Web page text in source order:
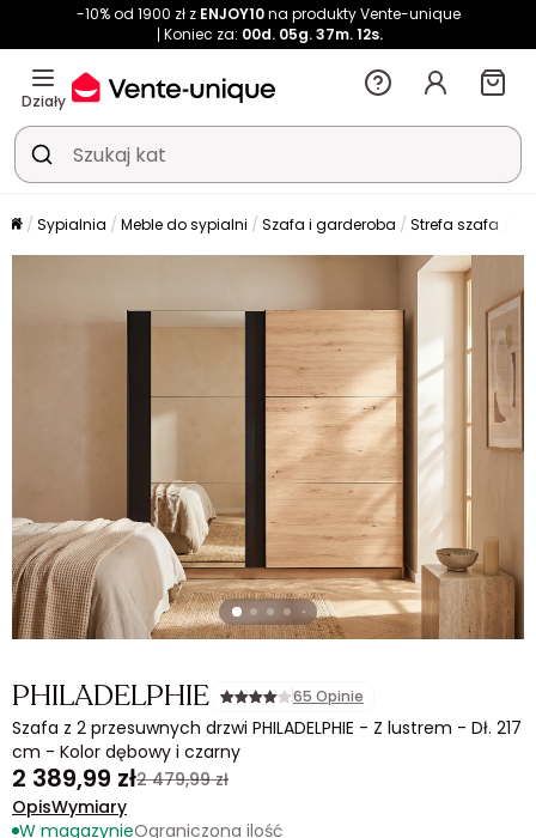
-10% od 1900 zł z ENJOY10na produkty Vente-unique
Koniec za: 00d. 05g.37m.12s.
Działy
Sypialnia Meble do sypialni Szafa i garderoba Strefa szafa
PHILADELPHIE 65 Opinie
Szafa z 2 przesuwnych drzwi PHILADELPHIE - Z lustrem - Dł. 217
cm - Kolor dębowy i czarny
2 389,99 zł2 479,99 zł
OpisWymiary
W magazynieOgraniczona ilość